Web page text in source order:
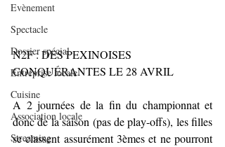
Evènement
Spectacle
Dossier spécial
Entreprise locale
Cuisine
Association locale
Streaming
N2F : DES PEXINOISES
CONQUÉRANTES LE 28 AVRIL
A 2 journées de la fin du championnat et
donc de la saison (pas de play-offs), les filles
se classent assurément 3èmes et ne pourront